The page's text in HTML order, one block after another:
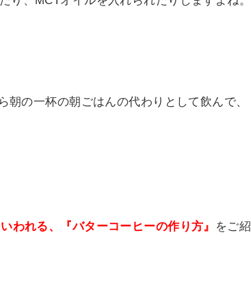
の一杯の朝ごはんの代わりとして飲んで、
われる、『バターコーヒーの作り方』
をご紹